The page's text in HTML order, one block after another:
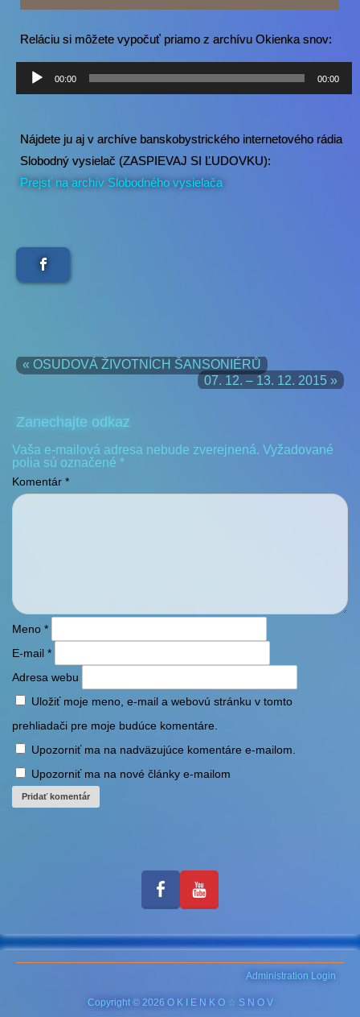
Reláciu si môžete vypočuť priamo z archívu Okienka snov:
Audio
prehrávač
00:00 00:00
Nájdete ju aj v archíve banskobystrického internetového rádia
Slobodný vysielač (ZASPIEVAJ SI ĽUDOVKU):
Prejsť na archív Slobodného vysielača
« OSUDOVÁ ŽIVOTNÍCH ŠANSONIÉRŮ
07. 12. – 13. 12. 2015 »
Zanechajte odkaz
Vaša e-mailová adresa nebude zverejnená. Vyžadované
polia sú označené *
Komentár *
Meno *
E-mail *
Adresa webu
Uložiť moje meno, e-mail a webovú stránku v tomto
prehliadači pre moje budúce komentáre.
Upozorniť ma na nadväzujúce komentáre e-mailom.
Upozorniť ma na nové články e-mailom
Administration Login
Copyright © 2026 O K I E N K O ☆ S N O V